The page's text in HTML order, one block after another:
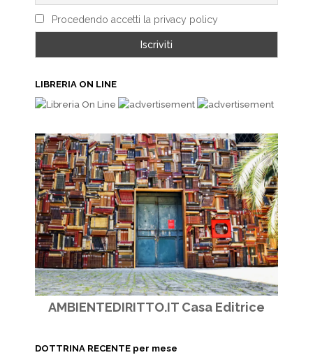
Procedendo accetti la privacy policy
LIBRERIA ON LINE
AMBIENTEDIRITTO.IT Casa Editrice
DOTTRINA RECENTE per mese